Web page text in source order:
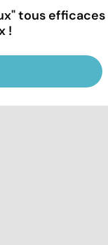
tous efficaces
!